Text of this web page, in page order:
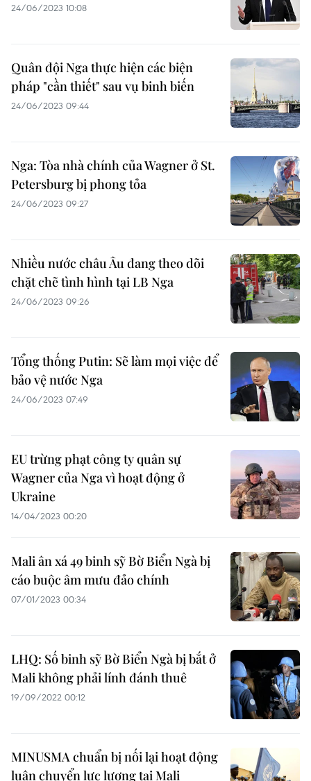
24/06/2023 10:08
Quân đội Nga thực hiện các biện
pháp "cần thiết" sau vụ binh biến
24/06/2023 09:44
Nga: Tòa nhà chính của Wagner ở St.
Petersburg bị phong tỏa
24/06/2023 09:27
Nhiều nước châu Âu đang theo dõi
chặt chẽ tình hình tại LB Nga
24/06/2023 09:26
Tổng thống Putin: Sẽ làm mọi việc để
bảo vệ nước Nga
24/06/2023 07:49
EU trừng phạt công ty quân sự
Wagner của Nga vì hoạt động ở
Ukraine
14/04/2023 00:20
Mali ân xá 49 binh sỹ Bờ Biển Ngà bị
cáo buộc âm mưu đảo chính
07/01/2023 00:34
LHQ: Số binh sỹ Bờ Biển Ngà bị bắt ở
Mali không phải lính đánh thuê
19/09/2022 00:12
MINUSMA chuẩn bị nối lại hoạt động
luân chuyển lực lượng tại Mali